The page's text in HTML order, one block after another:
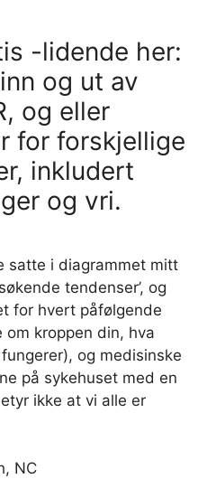
-lidende her:
og ut av
og eller
for forskjellige
inkludert
og vri.
satte i diagrammet mitt
tendenser’, og
for hvert påfølgende
om kroppen din, hva
og medisinske
på sykehuset med en
ikke at vi alle er
NC